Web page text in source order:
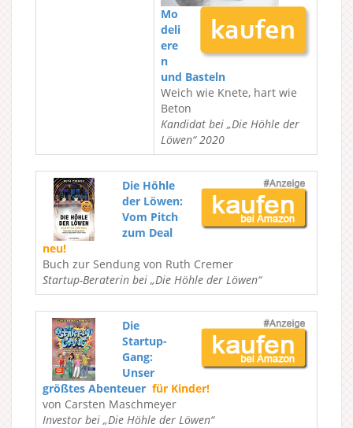
Mo
deli
ere
n
und Basteln
Weich wie Knete, hart wie
Beton
Kandidat bei „Die Höhle der
Löwen“ 2020
Die Höhle
der Löwen:
Vom Pitch
zum Deal
neu!
Buch zur Sendung von Ruth Cremer
Startup-Beraterin bei „Die Höhle der Löwen“
Die
Startup-
Gang:
Unser
größtes Abenteuer für Kinder!
von Carsten Maschmeyer
Investor bei „Die Höhle der Löwen“